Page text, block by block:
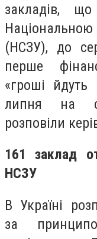
закладів,
Національною
(НСЗУ), до
перше
«гроші
липня на
розповіли
161 заклад
НСЗУ
В Україні
за